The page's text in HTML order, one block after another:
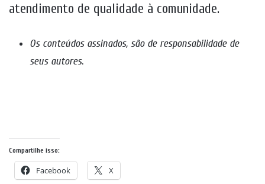
atendimento de qualidade à comunidade.
Os conteúdos assinados, são de responsabilidade de
seus autores.
Compartilhe isso:
Facebook X